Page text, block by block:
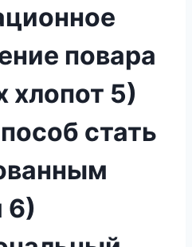
повара
хлопот 5)
стать
6)